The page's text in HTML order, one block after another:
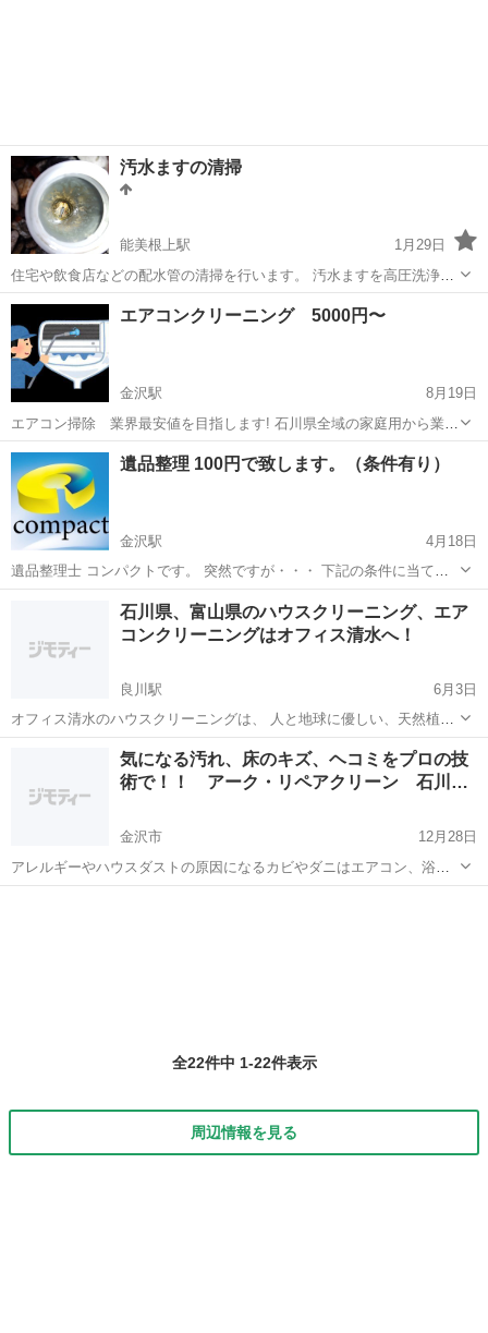
汚水ますの清掃
能美根上駅
1月29日
住宅や飲食店などの配水管の清掃を行います。 汚水ますを高圧洗浄で
清掃します。 左がbeforeで右がafterです。
石川 能美市 能美根上駅
エアコンクリーニング 5000円〜
金沢駅
8月19日
エアコン掃除 業界最安値を目指します! 石川県全域の家庭用から業務
用エアコンまでお掃除します! お気軽にお問合せ下さい。 ※料金は場
所、お掃除ロボット付き、業務用エアコン等により変わります。 ※エ
アコンの型式または写真をご用...
石川 金沢市 金沢駅 エアコン掃除
遺品整理 100円で致します。（条件有り）
金沢駅
4月18日
遺品整理士 コンパクトです。 突然ですが・・・ 下記の条件に当ては
まる方は100円で遺品整理作業が出来るかもしれません。 また、買取
りが発生した場合、逆に買取り金額をご遺族様へお支払いさせていた
だきます。 その条件...
金沢市 金沢駅 ハウスクリーニング 遺品整理士
石川県、富山県のハウスクリーニング、エア
コンクリーニングはオフィス清水へ！
良川駅
6月3日
オフィス清水のハウスクリーニングは、 人と地球に優しい、天然植物
洗剤を中心に使用しています。 プロの技術、安心の損害保険と、安心
料金、明朗会計。 天然植物洗剤へのこだわりと、フィトンチッド消臭
の「エコクリーン消臭施...
その他 良川駅 ハウスクリーニング 植物
気になる汚れ、床のキズ、ヘコミをプロの技
術で！！ アーク・リペアクリーン 石川…
金沢市
12月28日
アレルギーやハウスダストの原因になるカビやダニはエアコン、浴
室、ジュータンや畳・・・色々な所に発生します。当社はシックハウ
全22件中 1-22件表示
周辺情報を見る